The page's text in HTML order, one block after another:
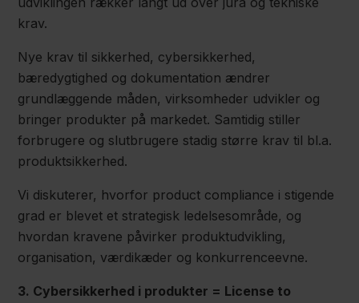
krav.
Nye krav til sikkerhed, cybersikkerhed,
bæredygtighed og dokumentation ændrer
grundlæggende måden, virksomheder udvikler og
bringer produkter på markedet. Samtidig stiller
forbrugere og slutbrugere stadig større krav til bl.a.
produktsikkerhed.
Vi diskuterer, hvorfor product compliance i stigende
grad er blevet et strategisk ledelsesområde, og
hvordan kravene påvirker produktudvikling,
organisation, værdikæder og konkurrenceevne.
3. Cybersikkerhed i produkter = License to